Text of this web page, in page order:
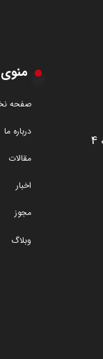
صفحه
درباره ما
مقالات
اخبار
مجوز
وبلاگ